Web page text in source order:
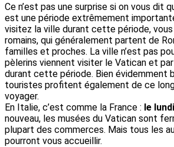
Ce n’est pas une surprise si on vous dit
est une période extrêmement
visitez la ville durant cette période,
romains, qui généralement partent de
familles et proches. La ville n’est pas
pèlerins viennent visiter le Vatican et
durant cette période. Bien évidemment
touristes profitent également de ce
voyager.
En Italie, c’est comme la France : le
nouveau, les musées du Vatican sont
plupart des commerces. Mais tous les
pourront vous accueillir.